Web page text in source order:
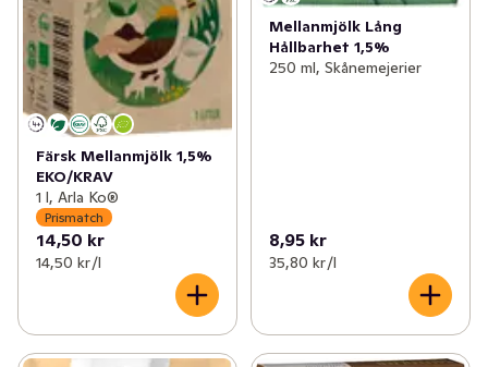
Färsk Mellanmjölk 1,5%
EKO/KRAV
1 l, Arla Ko®
Prismatch
14,50 kr
14,50 kr /l
Mellanmjölk Lång
Hållbarhet 1,5%
250 ml, Skånemejerier
8,95 kr
35,80 kr /l